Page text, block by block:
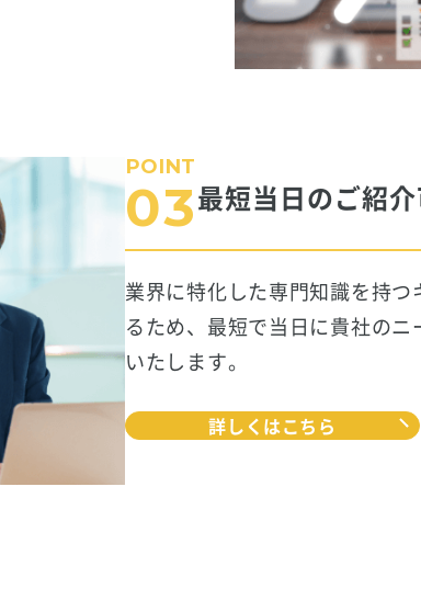
POINT
03最短当日のご紹
業界に特化した専門知識を持
るため、最短で当日に貴社の
いたします。
詳しくはこちら